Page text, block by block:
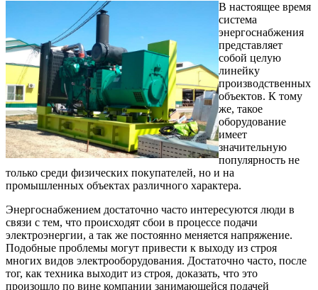
В настоящее время
система
энергоснабжения
представляет
собой целую
линейку
производственных
объектов. К тому
же, такое
оборудование
имеет
значительную
популярность не
только среди физических покупателей, но и на
промышленных объектах различного характера.
Энергоснабжением достаточно часто интересуются люди в
связи с тем, что происходят сбои в процессе подачи
электроэнергии, а так же постоянно меняется напряжение.
Подобные проблемы могут привести к выходу из строя
многих видов электрооборудования. Достаточно часто, после
тог, как техника выходит из строя, доказать, что это
произошло по вине компании занимающейся подачей